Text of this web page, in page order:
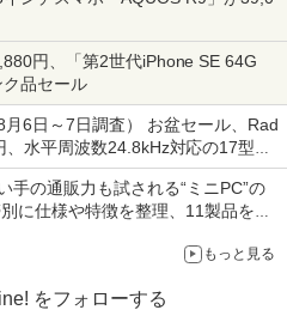
円、「第2世代iPhone SE 64G
品セール
6日～7日調査） お盆セール、Rad
水平周波数24.8kHz対応の17型モ
動セール ほか
手の通販力も試される“ミニPC”の
に仕様や特徴を整理、11製品をピ
もっと見る
をフォローする